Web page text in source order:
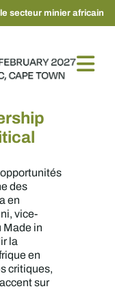
secteur minier africain
des
en
vice-
Made in
la
en
critiques,
sur